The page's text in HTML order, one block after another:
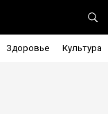
Здоровье Культура